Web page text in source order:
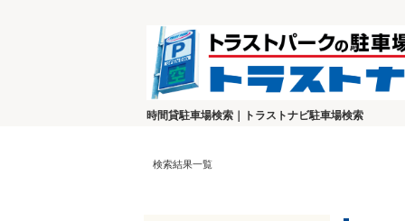
時間貸駐車場検索｜トラストナビ駐車場検索
検索結果一覧